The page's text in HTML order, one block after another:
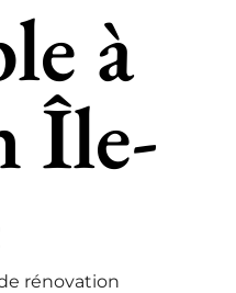
à
Île-
rénovation